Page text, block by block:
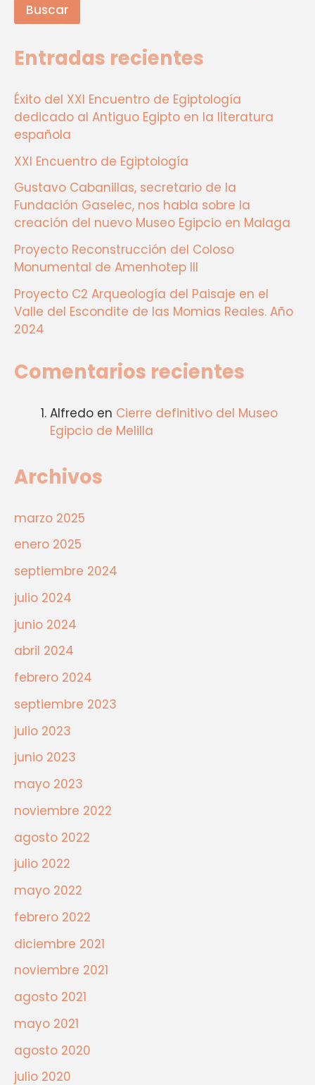
Buscar
Entradas recientes
Éxito del XXI Encuentro de Egiptología
dedicado al Antiguo Egipto en la literatura
española
XXI Encuentro de Egiptología
Gustavo Cabanillas, secretario de la
Fundación Gaselec, nos habla sobre la
creación del nuevo Museo Egipcio en Malaga
Proyecto Reconstrucción del Coloso
Monumental de Amenhotep III
Proyecto C2 Arqueología del Paisaje en el
Valle del Escondite de las Momias Reales. Año
2024
Comentarios recientes
Alfredo en Cierre definitivo del Museo
Egipcio de Melilla
Archivos
marzo 2025
enero 2025
septiembre 2024
julio 2024
junio 2024
abril 2024
febrero 2024
septiembre 2023
julio 2023
junio 2023
mayo 2023
noviembre 2022
agosto 2022
julio 2022
mayo 2022
febrero 2022
diciembre 2021
noviembre 2021
agosto 2021
mayo 2021
agosto 2020
julio 2020